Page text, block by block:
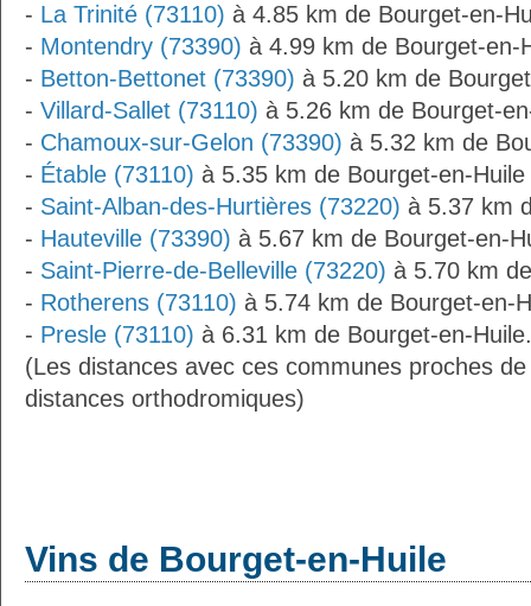
- La Trinité (73110) à 4.85 km de Bourget-en-
- Montendry (73390) à 4.99 km de Bourget-en-
- Betton-Bettonet (73390) à 5.20 km de
- Villard-Sallet (73110) à 5.26 km de Bourget-
- Chamoux-sur-Gelon (73390) à 5.32 km de
- Étable (73110) à 5.35 km de Bourget-en-Huile
- Saint-Alban-des-Hurtières (73220) à 5.37 km
- Hauteville (73390) à 5.67 km de Bourget-en-
- Saint-Pierre-de-Belleville (73220) à 5.70 km
- Rotherens (73110) à 5.74 km de Bourget-en-
- Presle (73110) à 6.31 km de Bourget-en-Huile.
(Les distances avec ces communes proches
distances orthodromiques)
Vins de Bourget-en-Huile